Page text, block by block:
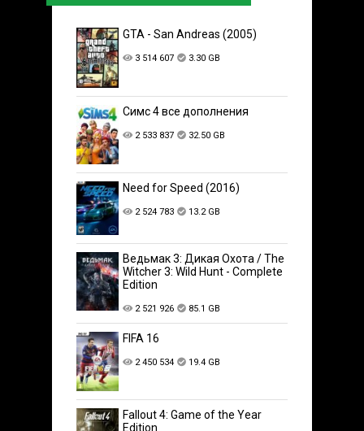
GTA - San Andreas (2005)
3 514 607 3.30 GB
Симс 4 все дополнения
2 533 837 32.50 GB
Need for Speed (2016)
2 524 783 13.2 GB
Ведьмак 3: Дикая Охота / The
Witcher 3: Wild Hunt - Complete
Edition
2 521 926 85.1 GB
FIFA 16
2 450 534 19.4 GB
Fallout 4: Game of the Year
Edition